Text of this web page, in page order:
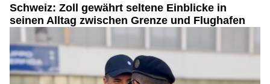
Schweiz: Zoll gewährt seltene Einblicke in
seinen Alltag zwischen Grenze und Flughafen